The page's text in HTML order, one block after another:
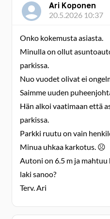
Ari Koponen
20.5.2026 10:37
Onko kokemusta asiasta.
Minulla on ollut
parkissa.
Nuo vuodet olivat ei
Saimme uuden
Hän alkoi vaatimaan että
parkissa.
Parkki ruutu on vain
Minua uhkaa karkotus. ☹️
Autoni on 6.5 m ja
laki sanoo?
Terv. Ari